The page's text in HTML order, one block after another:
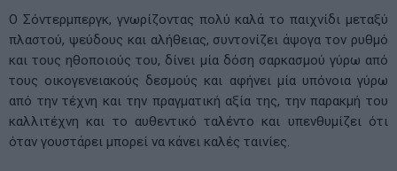
Ο Σόντερμπεργκ, γνωρίζοντας πολύ καλά το παιχνίδι μεταξύ
πλαστού, ψεύδους και αλήθειας, συντονίζει άψογα τον ρυθμό
και τους ηθοποιούς του, δίνει μία δόση σαρκασμού γύρω από
τους οικογενειακούς δεσμούς και αφήνει μία υπόνοια γύρω
από την τέχνη και την πραγματική αξία της, την παρακμή του
καλλιτέχνη και το αυθεντικό ταλέντο και υπενθυμίζει ότι
όταν γουστάρει μπορεί να κάνει καλές ταινίες.